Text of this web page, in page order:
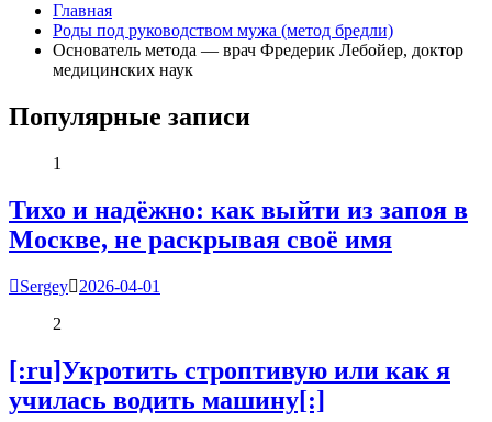
Главная
Роды под руководством мужа (метод бредли)
Основатель метода — врач Фредерик Лебойер, доктор
медицинских наук
Популярные записи
1
Тихо и надёжно: как выйти из запоя в
Москве, не раскрывая своё имя
Sergey
2026-04-01
2
[:ru]Укротить строптивую или как я
училась водить машину[:]